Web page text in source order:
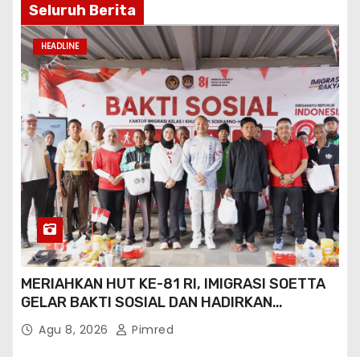
Seluruh Berita
HEADLINE
MERIAHKAN HUT KE-81 RI, IMIGRASI SOETTA
GELAR BAKTI SOSIAL DAN HADIRKAN
LAYANAN PASPOR DI AKHIR PEKAN
Agu 8, 2026 Pimred